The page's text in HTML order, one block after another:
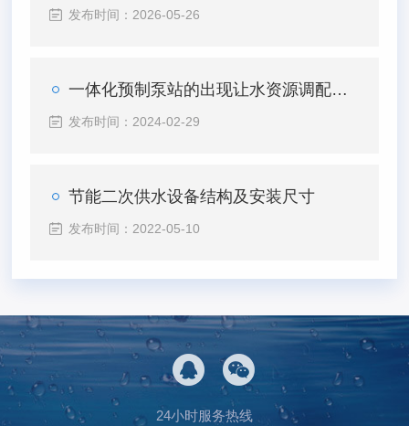
发布时间：2026-05-26
一体化预制泵站的出现让水资源调配更便捷
发布时间：2024-02-29
节能二次供水设备结构及安装尺寸
发布时间：2022-05-10
24小时服务热线